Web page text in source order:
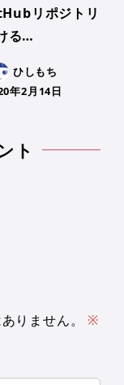
リポジトリ
る…
ひしもち
年2月14日
ト
りません。
※